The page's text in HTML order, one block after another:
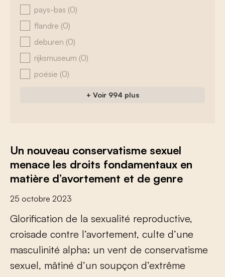
zoeken - tags
pays-bas (0)
flandre (0)
deburen (0)
rijksmuseum (0)
poésie (0)
+ Voir 994 plus
Un nouveau conservatisme sexuel
menace les droits fondamentaux en
matière d’avortement et de genre
25 octobre 2023
Glorifcation de la sexualité reproductive,
croisade contre l’avortement, culte d’une
masculinité alpha: un vent de conservatisme
sexuel, mâtiné d’un soupçon d’extrême